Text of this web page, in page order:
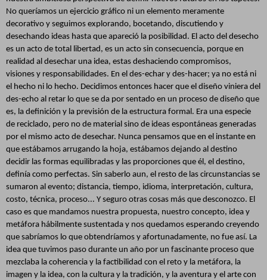
No queríamos un ejercicio gráfico ni un elemento meramente
decorativo y seguimos explorando, bocetando, discutiendo y
desechando ideas hasta que apareció la posibilidad. El acto del desecho
es un acto de total libertad, es un acto sin consecuencia, porque en
realidad al desechar una idea, estas deshaciendo compromisos,
visiones y responsabilidades. En el des-echar y des-hacer; ya no está ni
el hecho ni lo hecho. Decidimos entonces hacer que el diseño viniera del
des-echo al retar lo que se da por sentado en un proceso de diseño que
es, la definición y la previsión de la estructura formal. Era una especie
de reciclado, pero no de material sino de ideas espontáneas generadas
por el mismo acto de desechar. Nunca pensamos que en el instante en
que estábamos arrugando la hoja, estábamos dejando al destino
decidir las formas equilibradas y las proporciones que él, el destino,
definía como perfectas. Sin saberlo aun, el resto de las circunstancias se
sumaron al evento; distancia, tiempo, idioma, interpretación, cultura,
costo, técnica, proceso... Y seguro otras cosas más que desconozco. El
caso es que mandamos nuestra propuesta, nuestro concepto, idea y
metáfora hábilmente sustentada y nos quedamos esperando creyendo
que sabríamos lo que obtendríamos y afortunadamente, no fue así. La
idea que tuvimos paso durante un año por un fascinante proceso que
mezclaba la coherencia y la factibilidad con el reto y la metáfora, la
imagen y la idea, con la cultura y la tradición, y la aventura y el arte con